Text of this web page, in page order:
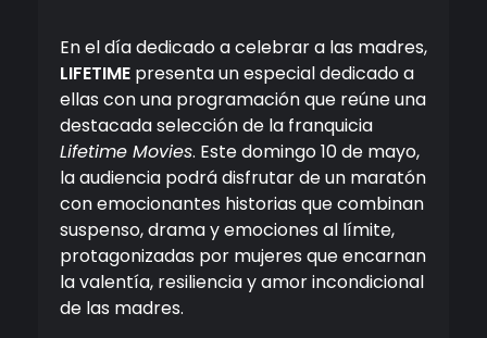
En el día dedicado a celebrar a las madres,
LIFETIME presenta un especial dedicado a
ellas con una programación que reúne una
destacada selección de la franquicia
Lifetime Movies. Este domingo 10 de mayo,
la audiencia podrá disfrutar de un maratón
con emocionantes historias que combinan
suspenso, drama y emociones al límite,
protagonizadas por mujeres que encarnan
la valentía, resiliencia y amor incondicional
de las madres.